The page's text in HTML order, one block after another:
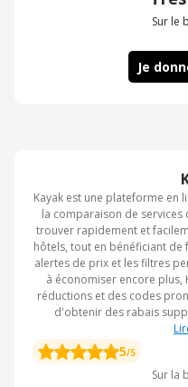
Kayak est une plateforme en
la comparaison de services
trouver rapidement et
hôtels, tout en bénéficiant
alertes de prix et les filtres
à économiser encore
réductions et des codes
d'obtenir des rabais
d'hôtels. En utilisant un code
réduire considérablement le
escapades plus
Europe ou un séjour
5/5
Sur la
Sur le
Je